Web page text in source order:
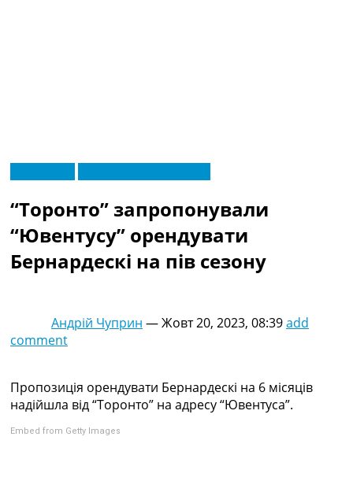
МенюНовини футболу
Відео
Новини футболу України
Футбольні трансфери
Логін
Рейтінги
Турніри
Чемпіонат Світу
Україна. Перша Ліга
“Торонто” запропонували
“Ювентусу” орендувати
Бернардескі на пів сезону
Андрій Чуприн —Жовт 20, 2023, 08:39add
comment
Пропозиція орендувати Бернардескі на 6 місяців
надійшла від “Торонто” на адресу “Ювентуса”.
Embed from Getty Images